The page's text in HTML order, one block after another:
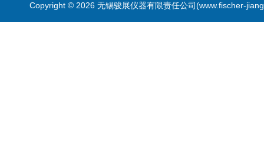
Copyright © 2026 无锡骏展仪器有限责任公司(www.fischer-